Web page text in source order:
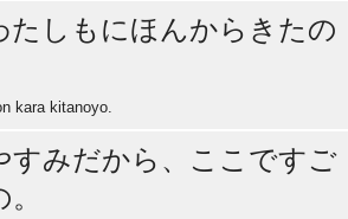
たしもにほんからきたの
kara kitanoyo.
すみだから、ここですご